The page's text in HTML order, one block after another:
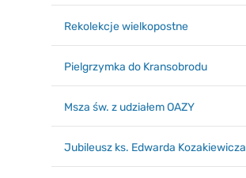
Rekolekcje wielkopostne
Pielgrzymka do Kransobrodu
Msza św. z udziałem OAZY
Jubileusz ks. Edwarda Kozakiewicza